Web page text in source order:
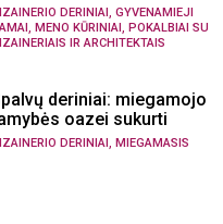
DERINIAI GYVENAMIEJI
MENO KŪRINIAI POKALBIAI SU
IR ARCHITEKTAIS
deriniai: miegamojo
oazei sukurti
DERINIAI , MIEGAMASIS